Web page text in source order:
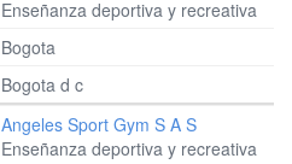
Enseñanza deportiva y recreativa
Bogota
Bogota d c
Angeles Sport Gym S A S
Enseñanza deportiva y recreativa